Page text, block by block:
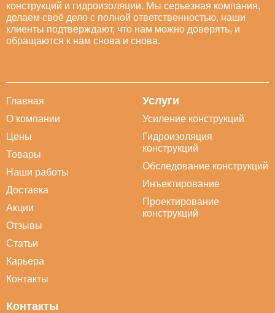
конструкций и гидроизоляции. Мы серьезная компания,
делаем своё дело с полной ответственностью, наши
клиенты подтверждают, что нам можно доверять, и
обращаются к нам снова и снова.
Главная
О компании
Цены
Товары
Наши работы
Доставка
Акции
Отзывы
Статьи
Карьера
Контакты
Услуги
Усиление конструкций
Гидроизоляция
конструкций
Обследование конструкций
Инъектирование
Проектирование
конструкций
Контакты